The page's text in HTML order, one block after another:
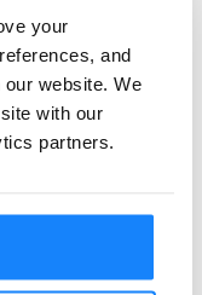
your
and
website. We
with our
partners.
pour une
clients.
de